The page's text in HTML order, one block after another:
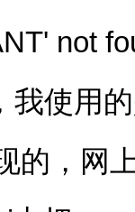
not
我使用
的，网